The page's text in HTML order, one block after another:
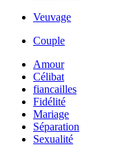
Veuvage
Couple
Amour
Célibat
fiancailles
Fidélité
Mariage
Séparation
Sexualité